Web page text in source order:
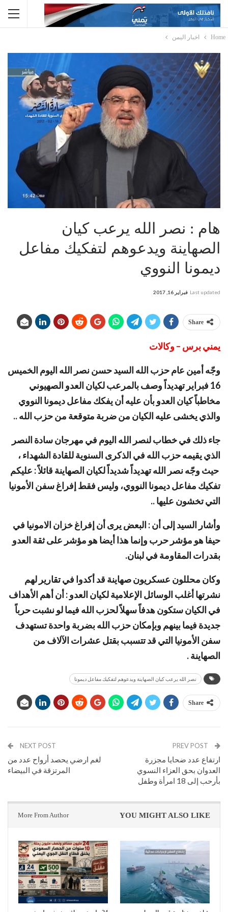
Home اخبار اليمن
هام : نصر الله يرعب كيان
الصهاينة ويدعوهم لتفكيك مفاعل
ديمونا النووي
Last updated فبراير 16, 2017
Share
يمني برس – وكالات
وجّه أمين عام حزب الله السيد حسن نصر الله اليوم الخميس
16 فبراير تهديداً وصف بالمرعب لكيان العدو الصهيوني
مخاطباً كيان العدو بأن عليه أن يفكك مفاعل ديمونا النووي
والذي يخشى عليه الكيان من ضربة متوقعة من حزب الله ..
جاء ذلك في خطاب لنصر الله اليوم في مهرجان سادة النصر
الذي يقيمه حزب الله في الذكرى السنوية للقادة الشهداء ،
حيث وجّه نصر الله تهديداً شديداً لكيان الصهاينة قائلاً : عليكم
تفكيك مفاعل ديمونا النووي، وليس فقط إفراغ سفن الأمونيا
التي تخشون عليها ..
وأشار السيد إلى أن : البعض يرى أن إفراغ خزان الامونيا في
حيفا هو مؤشر حرب وإنما هذا أيضا هو مؤشر على ثقة العدو
بقدرات المقاومة في لبنان.
وكان محللون عسكريون صهاينة قد أكدوا في تقارير لهم
نشرتها أغلب الوسائل الإعلامية لكيان العدو : أن أهم الأهداف
في الكيان ستكون هدفاً سهلاً لحزب الله فيما لو نشبت حرباً
جديدة فيما بينهم وبإمكان حزب الله بضربة واحدة تستهدف
سفن الأمونيا التي قد تتسبب بقتل عشرات الآلاف من
الصهاينة .
نصر الله يرعب كيان الصهاينة ويدعوهم لتفكيك مفاعل ديمونا
Share
ارتفاع عدد ضحايا مجزرة
العدوان بحق العزاء النسوي
بأرحب إلى 18 امرأة وطفل
NEXT POST
لغم ارضي يحصد أرواح عدد من
المرتزقة في البيضاء
YOU MIGHT ALSO LIKE
More From Author